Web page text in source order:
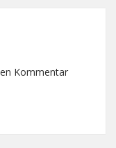
Kommentar